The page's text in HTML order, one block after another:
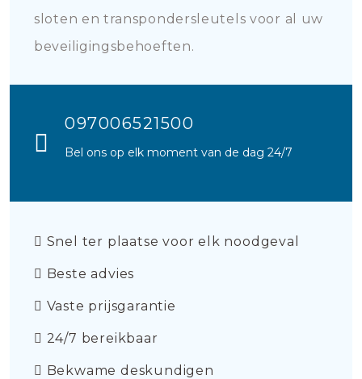
sloten en transpondersleutels voor al uw
beveiligingsbehoeften.
097006521500
Bel ons op elk moment van de dag 24/7
Snel ter plaatse voor elk noodgeval
Beste advies
Vaste prijsgarantie
24/7 bereikbaar
Bekwame deskundigen